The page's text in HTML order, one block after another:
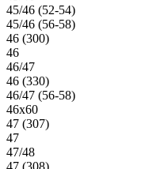
45/46 (52-54)
45/46 (56-58)
46 (300)
46
46/47
46 (330)
46/47 (56-58)
46х60
47 (307)
47
47/48
47 (308)